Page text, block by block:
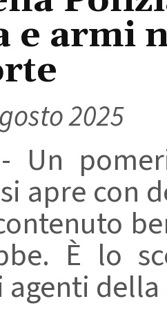
e armi
2025
- Un
apre con
È lo
della